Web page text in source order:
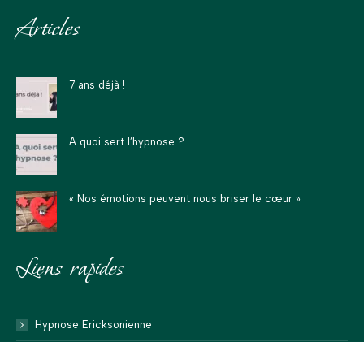
Facebook
dans
une
nouvelle
LinkedIn
dans
une
nouvelle
fenêtre
Instagram
fenêtrenouvellenouvelle
Articles
7 ans déjà !
A quoi sert l’hypnose ?
« Nos émotions peuvent nous briser le cœur »
Liens rapides
Hypnose Ericksonienne